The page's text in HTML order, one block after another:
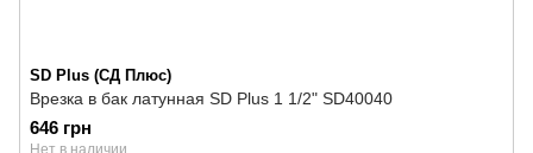
SD Plus (СД Плюс)
Врезка в бак латунная SD Plus 1 1/2" SD40040
646 грн
Нет в наличии